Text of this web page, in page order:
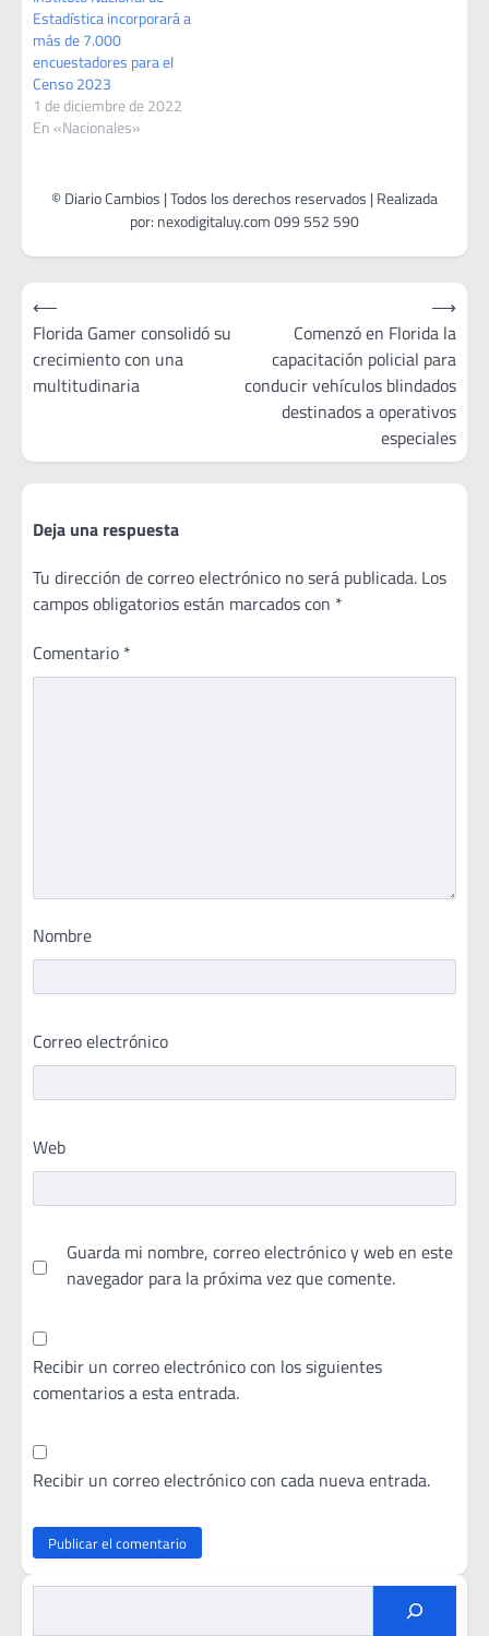
Estadística incorporará a
más de 7.000
encuestadores para el
Censo 2023
1 de diciembre de 2022
En «Nacionales»
Navegación
de
entradas
⟵
Florida Gamer consolidó su
crecimiento con una
multitudinaria
Comenzó en Florida la
capacitación policial para
conducir vehículos blindados
destinados a operativos
especiales
⟶
Deja una respuesta
Tu dirección de correo electrónico no será publicada. Los
campos obligatorios están marcados con *
Comentario *
Nombre
Correo electrónico
Web
Guarda mi nombre, correo electrónico y web en este
navegador para la próxima vez que comente.
Recibir un correo electrónico con los siguientes
comentarios a esta entrada.
Recibir un correo electrónico con cada nueva entrada.